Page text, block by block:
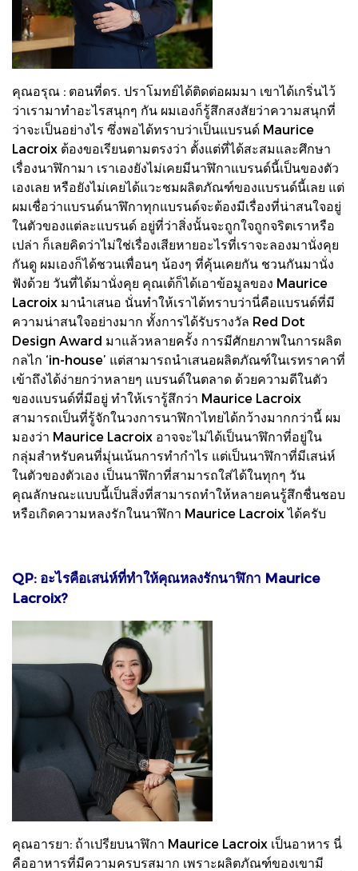
คุณอรุณ : ตอนที่ดร. ปราโมทย์ได้ติดต่อผมมา เขาได้เกริ่นไว้
ว่าเรามาทำอะไรสนุกๆ กัน ผมเองก็รู้สึกสงสัยว่าความสนุกที่
ว่าจะเป็นอย่างไร ซึ่งพอได้ทราบว่าเป็นแบรนด์ Maurice
Lacroix ต้องขอเรียนตามตรงว่า ตั้งแต่ที่ได้สะสมและศึกษา
เรื่องนาฬิกามา เราเองยังไม่เคยมีนาฬิกาแบรนด์นี้เป็นของตัว
เองเลย หรือยังไม่เคยได้แวะชมผลิตภัณฑ์ของแบรนด์นี้เลย แต่
ผมเชื่อว่าแบรนด์นาฬิกาทุกแบรนด์จะต้องมีเรื่องที่น่าสนใจอยู่
ในตัวของแต่ละแบรนด์ อยู่ที่ว่าสิ่งนั้นจะถูกใจถูกจริตเราหรือ
เปล่า ก็เลยคิดว่าไม่ใช่เรื่องเสียหายอะไรที่เราจะลองมานั่งคุย
กันดู ผมเองก็ได้ชวนเพื่อนๆ น้องๆ ที่คุ้นเคยกัน ชวนกันมานั่ง
ฟังด้วย วันที่ได้มานั่งคุย คุณเต้ก็ได้เอาข้อมูลของ Maurice
Lacroix มานำเสนอ นั่นทำให้เราได้ทราบว่านี่คือแบรนด์ที่มี
ความน่าสนใจอย่างมาก ทั้งการได้รับรางวัล Red Dot
Design Award มาแล้วหลายครั้ง การมีศักยภาพในการผลิต
กลไก ‘in-house’ แต่สามารถนำเสนอผลิตภัณฑ์ในเรทราคาที่
เข้าถึงได้ง่ายกว่าหลายๆ แบรนด์ในตลาด ด้วยความดีในตัว
ของแบรนด์ที่มีอยู่ ทำให้เรารู้สึกว่า Maurice Lacroix
สามารถเป็นที่รู้จักในวงการนาฬิกาไทยได้กว้างมากกว่านี้ ผม
มองว่า Maurice Lacroix อาจจะไม่ได้เป็นนาฬิกาที่อยู่ใน
กลุ่มสำหรับคนที่มุ่นเน้นการทำกำไร แต่เป็นนาฬิกาที่มีเสน่ห์
ในตัวของตัวเอง เป็นนาฬิกาที่สามารถใส่ได้ในทุกๆ วัน
คุณลักษณะแบบนี้เป็นสิ่งที่สามารถทำให้หลายคนรู้สึกชื่นชอบ
หรือเกิดความหลงรักในนาฬิกา Maurice Lacroix ได้ครับ
QP: อะไรคือเสน่ห์ที่ทำให้คุณหลงรักนาฬิกา Maurice
Lacroix?
คุณอารยา: ถ้าเปรียบนาฬิกา Maurice Lacroix เป็นอาหาร นี่
คืออาหารที่มีความครบรสมาก เพราะผลิตภัณฑ์ของเขามี